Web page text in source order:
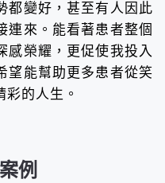
都變好，甚至有人因此
連來。能看著患者整個
感榮耀，更促使我投入
望能幫助更多患者從笑
的人生。
例